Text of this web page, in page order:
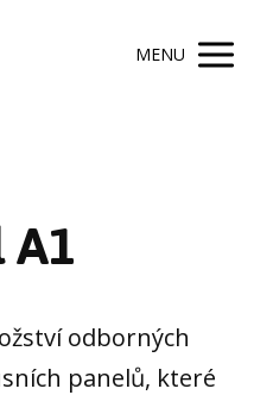
MENU
odborných
panelů, které